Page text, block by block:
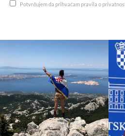
Potvrđujem da prihvaćam pravila o